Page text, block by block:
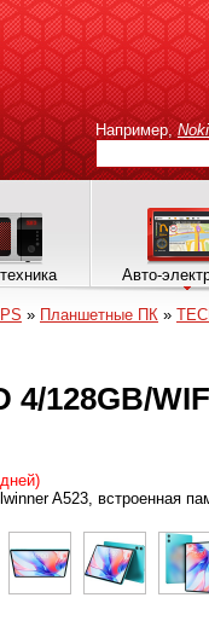
Например,
Авто-
» Планшетные ПК »
128GB/
A523, встроенная